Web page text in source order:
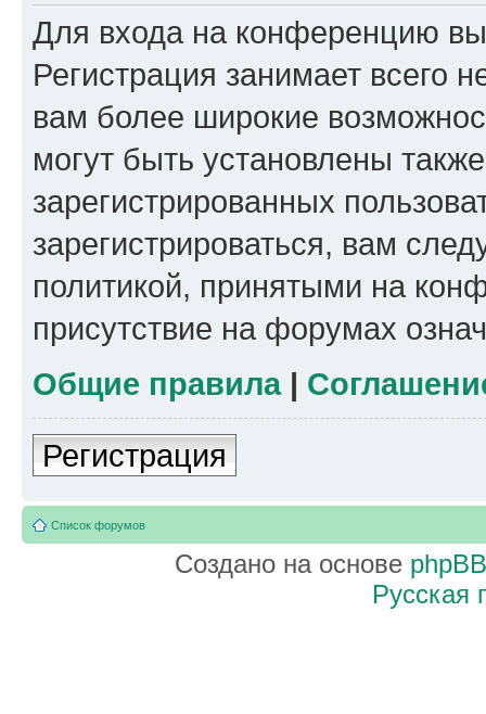
Для входа на конференцию
Регистрация занимает всего
вам более широкие
могут быть установлены
зарегистрированных
зарегистрироваться, вам
политикой, принятыми на
присутствие на форумах
Общие правила|
Регистрация
Список форумов
Создано на основе phpBB
Русская